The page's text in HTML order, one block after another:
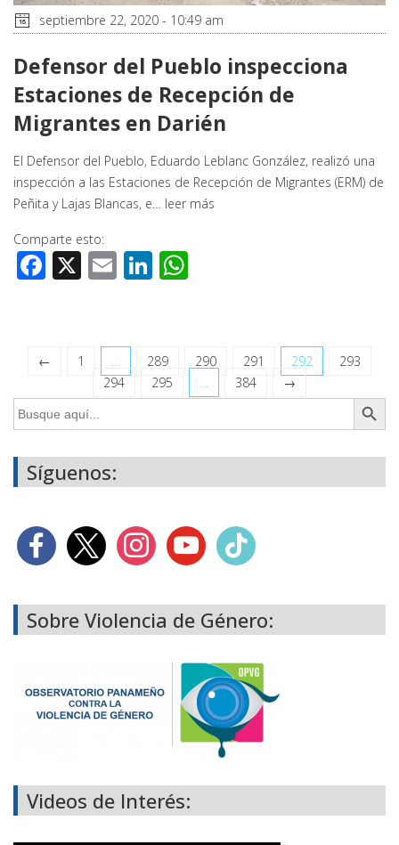
septiembre 22, 2020 - 10:49 am
Defensor del Pueblo inspecciona
Estaciones de Recepción de
Migrantes en Darién
El Defensor del Pueblo, Eduardo Leblanc González, realizó una
inspección a las Estaciones de Recepción de Migrantes (ERM) de
Peñita y Lajas Blancas, e… leer más
Comparte esto:
Facebook
X EmailLinkedIn
← 1 … 289 290 291 292
293
294
295 … 384
→
Buscar:
Botón de
Síguenos:
Sobre Violencia de Género:
Videos de Interés: